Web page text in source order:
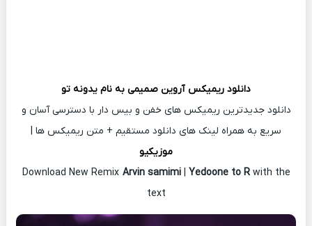
دانلود ریمیکس آروین صمیمی به نام یدونه تو
دانلود جدیدترین ریمیکس های خفن و بیس دار با دسترسی آسان و
سریع به همراه لینک های دانلود مستقیم + متن ریمیکس ها |
موزیکیو
Download New Remix Arvin samimi| Yedoone to R with the
text